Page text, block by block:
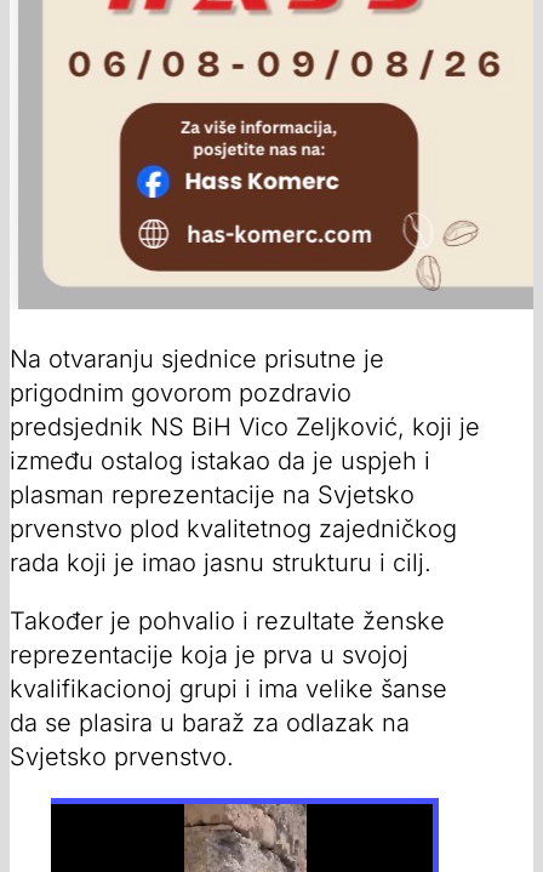
Na otvaranju sjednice prisutne je
prigodnim govorom pozdravio
predsjednik NS BiH Vico Zeljković, koji je
između ostalog istakao da je uspjeh i
plasman reprezentacije na Svjetsko
prvenstvo plod kvalitetnog zajedničkog
rada koji je imao jasnu strukturu i cilj.
Također je pohvalio i rezultate ženske
reprezentacije koja je prva u svojoj
kvalifikacionoj grupi i ima velike šanse
da se plasira u baraž za odlazak na
Svjetsko prvenstvo.